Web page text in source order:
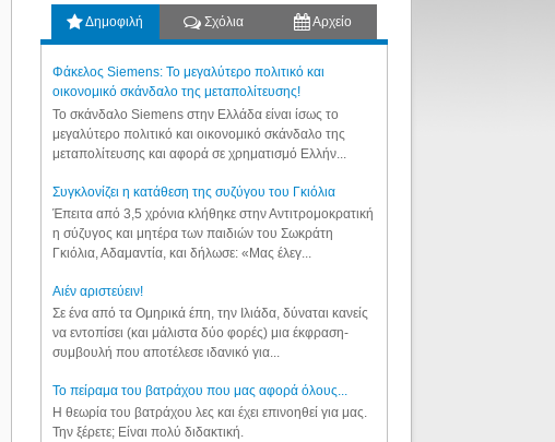
Δημοφιλή Σχόλια Αρχείο
Φάκελος Siemens: Το μεγαλύτερο πολιτικό και
οικονομικό σκάνδαλο της μεταπολίτευσης!
Το σκάνδαλο Siemens στην Ελλάδα είναι ίσως το
μεγαλύτερο πολιτικό και οικονομικό σκάνδαλο της
μεταπολίτευσης και αφορά σε χρηματισμό Ελλήν...
Συγκλονίζει η κατάθεση της συζύγου του Γκιόλια
Έπειτα από 3,5 χρόνια κλήθηκε στην Αντιτρομοκρατική
η σύζυγος και μητέρα των παιδιών του Σωκράτη
Γκιόλια, Αδαμαντία, και δήλωσε: «Μας έλεγ...
Aιέν αριστεύειν!
Σε ένα από τα Ομηρικά έπη, την Ιλιάδα, δύναται κανείς
να εντοπίσει (και μάλιστα δύο φορές) μια έκφραση-
συμβουλή που αποτέλεσε ιδανικό για...
Το πείραμα του βατράχου που μας αφορά όλους...
Η θεωρία του βατράχου λες και έχει επινοηθεί για μας.
Την ξέρετε; Είναι πολύ διδακτική.